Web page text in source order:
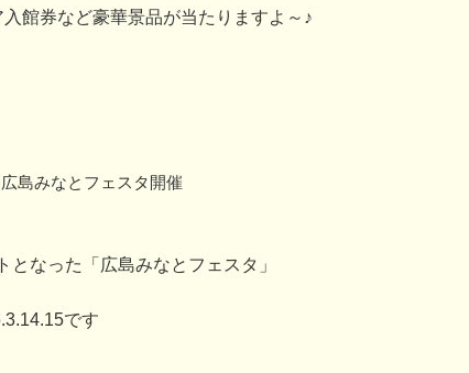
館券など豪華景品が当たりますよ～♪
島みなとフェスタ開催
となった「広島みなとフェスタ」
です